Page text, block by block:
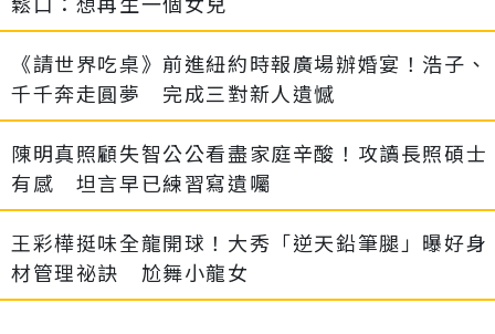
《請世界吃桌》前進紐約時報廣場辦婚宴！浩子、
千千奔走圓夢 完成三對新人遺憾
陳明真照顧失智公公看盡家庭辛酸！攻讀長照碩士
有感 坦言早已練習寫遺囑
王彩樺挺味全龍開球！大秀「逆天鉛筆腿」曝好身
材管理祕訣 尬舞小龍女